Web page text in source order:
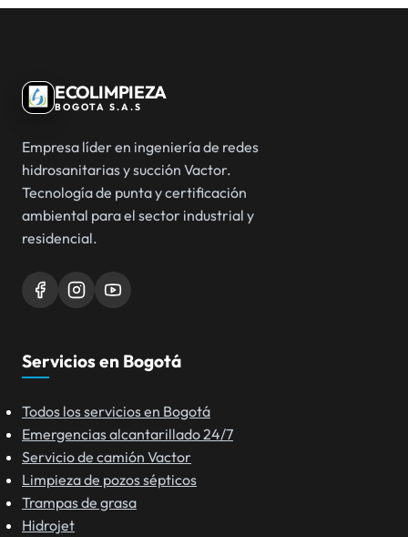
ECOLIMPIEZA
BOGOTA S.A.S
Empresa líder en ingeniería de redes
hidrosanitarias y succión Vactor.
Tecnología de punta y certificación
ambiental para el sector industrial y
residencial.
Servicios en Bogotá
Todos los servicios en Bogotá
Emergencias alcantarillado 24/7
Servicio de camión Vactor
Limpieza de pozos sépticos
Trampas de grasa
Hidrojet